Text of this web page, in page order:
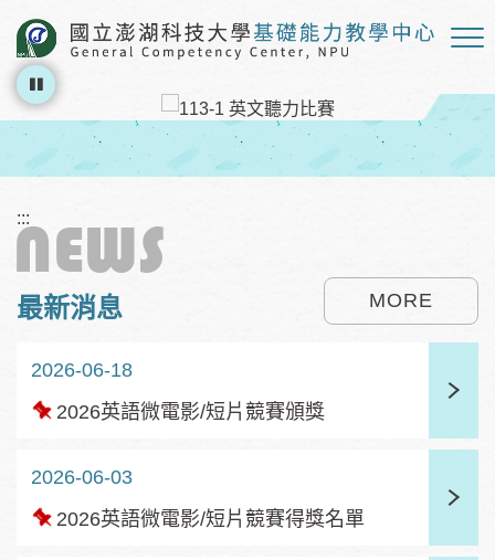
:::
最新消息 MORE
置
頂
2026英語微電影/短片競賽頒獎
2026-06-18
置
頂
2026英語微電影/短片競賽得獎名單
2026-06-03